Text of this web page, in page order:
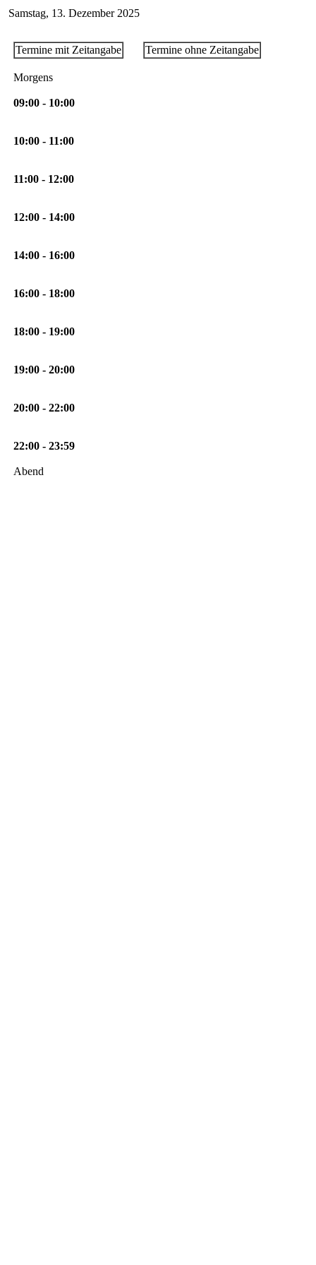
Samstag, 13. Dezember 2025
Termine mit Zeitangabe
Morgens
09:00 - 10:00
10:00 - 11:00
11:00 - 12:00
12:00 - 14:00
14:00 - 16:00
16:00 - 18:00
18:00 - 19:00
19:00 - 20:00
20:00 - 22:00
22:00 - 23:59
Abend
Termine ohne Zeitangabe